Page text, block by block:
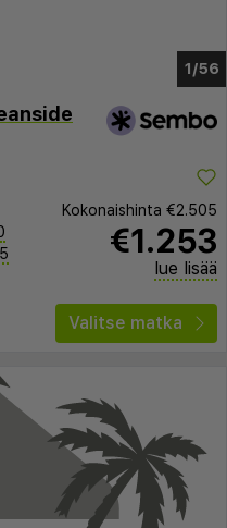
1/50
Kokonaishinta €2.505
€1.253
lue lisää
Valitse matka